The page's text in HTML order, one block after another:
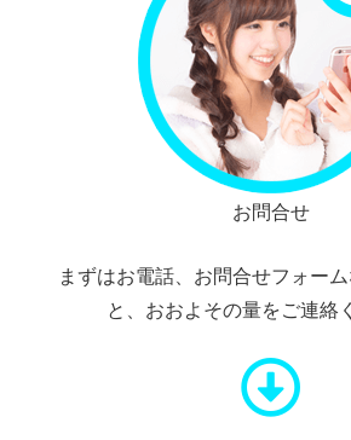
お問合せ
まずはお電話、お問合せフォー
と、おおよその量をご連絡